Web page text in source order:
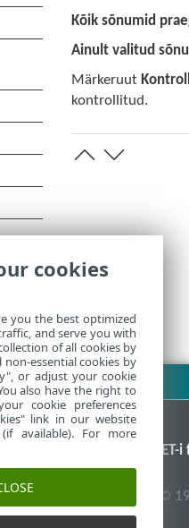
Kõik sõnumid
Ainult valitud
Märkeruut
kontrollitud.
©
cookies
you the best optimized
and serve you with
of all cookies by
non-essential cookies by
or adjust your cookie
also have the right to
cookie preferences
link in our website
available). For more